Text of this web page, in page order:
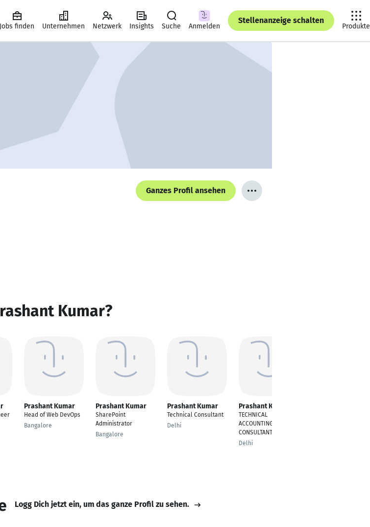
Jobs finden Unternehmen Netzwerk Insights Suche Anmelden
Stellenanzeige schalten
Produkte
Ganzes Profil ansehen
Kumar?
Prashant Kumar
Head of Web DevOps
Bangalore
Prashant Kumar
SharePoint
Administrator
Bangalore
Prashant Kumar
Technical Consultant
Delhi
Prashant Kumar
TECHNICAL
ACCOUNTING
CONSULTANT
Delhi
Logg Dich jetzt ein, um das ganze Profil zu sehen.